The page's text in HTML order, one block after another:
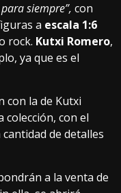
siempre”, con
a escala 1:6
rock. Kutxi Romero,
ya que es el
con la de Kutxi
con el
de detalles
a la venta de